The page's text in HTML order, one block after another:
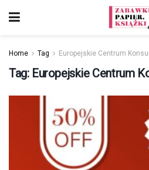
Home Tag Europejskie Centrum
Tag: Europejskie Centrum